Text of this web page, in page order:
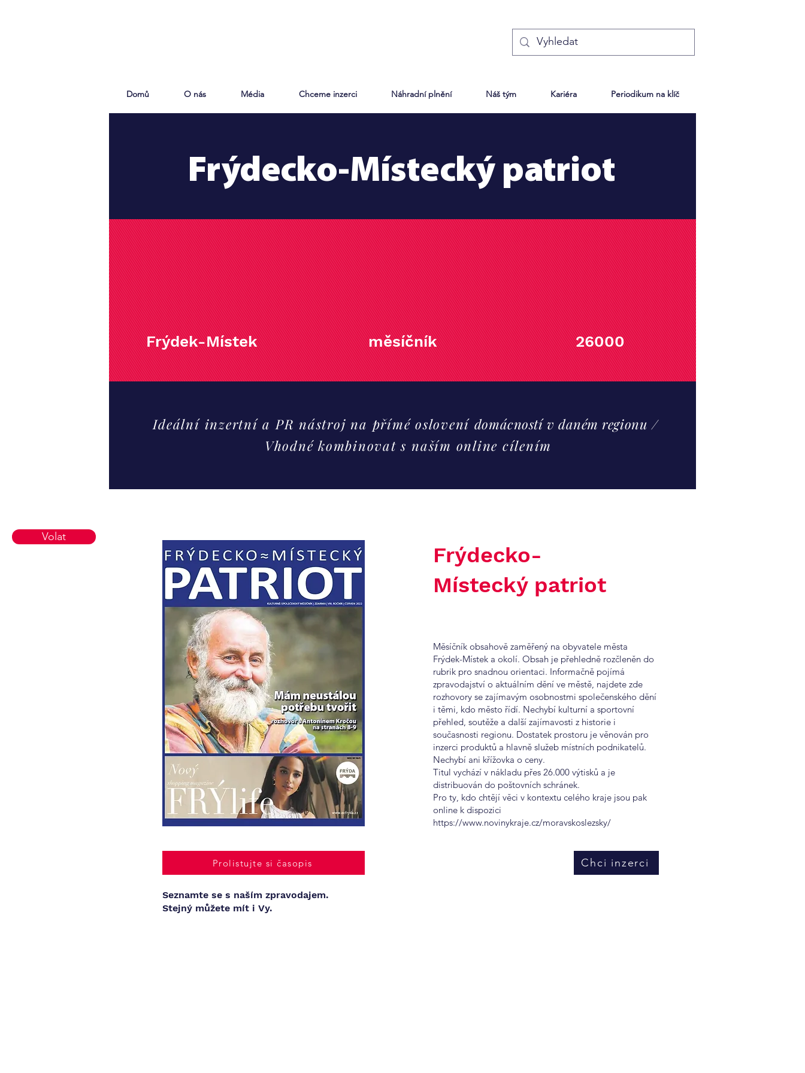
Domů O nás Média Chceme inzerci Náhradní plnění Náš tým Kariéra Periodikum na klíč
Volat
Frýdecko-Místecký patriot
Frýdek-Místek měsíčník 26000
Ideální inzertní a PR nástroj na přímé oslovení domácností v daném regionu /
Vhodné kombinovat s naším online cílením
Prolistujte si časopis
Frýdecko-
Místecký patriot
Měsíčník obsahově zaměřený na obyvatele města
Frýdek-Místek a okolí. Obsah je přehledně rozčleněn do
rubrik pro snadnou orientaci. Informačně pojímá
zpravodajství o aktuálním dění ve městě, najdete zde
rozhovory se zajímavým osobnostmi společenského dění
i těmi, kdo město řídí. Nechybí kulturní a sportovní
přehled, soutěže a další zajímavosti z historie i
současnosti regionu. Dostatek prostoru je věnován pro
inzerci produktů a hlavně služeb místních podnikatelů.
Nechybí ani křížovka o ceny.
Titul vychází v nákladu přes 26.000 výtisků a je
distribuován do poštovních schránek.
Pro ty, kdo chtějí věci v kontextu celého kraje jsou pak
online k dispozici
https://www.novinykraje.cz/moravskoslezsky/
Chci inzerci
Seznamte se s naším zpravodajem.
Stejný můžete mít i Vy.